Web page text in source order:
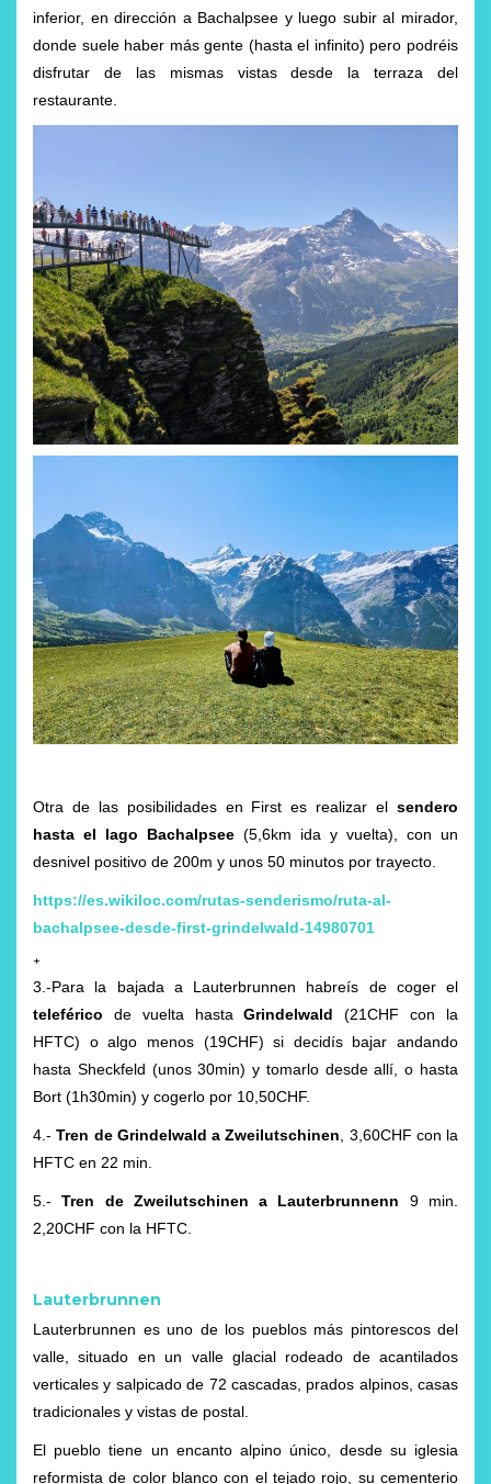
inferior, en dirección a Bachalpsee y luego subir al mirador,
donde suele haber más gente (hasta el infinito) pero podréis
disfrutar de las mismas vistas desde la terraza del
restaurante.
Otra de las posibilidades en First es realizar el sendero
hasta el lago Bachalpsee (5,6km ida y vuelta), con un
desnivel positivo de 200m y unos 50 minutos por trayecto.
https://es.wikiloc.com/rutas-senderismo/ruta-al-
bachalpsee-desde-first-grindelwald-14980701
+
3.-Para la bajada a Lauterbrunnen habreís de coger el
teleférico de vuelta hastaGrindelwald (21CHF con la
HFTC) o algo menos (19CHF) si decidís bajar andando
hasta Sheckfeld (unos 30min) y tomarlo desde allí, o hasta
Bort (1h30min) y cogerlo por 10,50CHF.
4.-Tren de Grindelwald a Zweilutschinen, 3,60CHF con la
HFTC en 22 min.
5.-Tren de Zweilutschinen a Lauterbrunnenn 9 min.
2,20CHF con la HFTC.
Lauterbrunnen
Lauterbrunnen es uno de los pueblos más pintorescos del
valle, situado en un valle glacial rodeado de acantilados
verticales y salpicado de 72 cascadas, prados alpinos, casas
tradicionales y vistas de postal.
El pueblo tiene un encanto alpino único, desde su iglesia
reformista de color blanco con el tejado rojo, su cementerio